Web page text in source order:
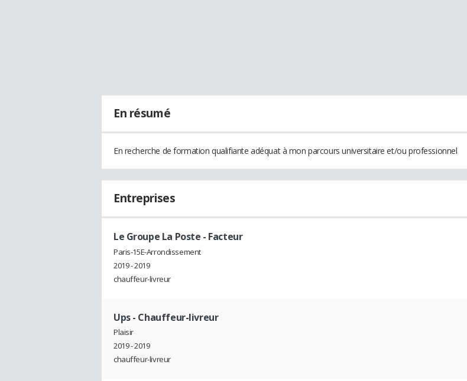
En résumé
En recherche de formation qualifiante adéquat à mon parcours universitaire et/ou professionnel
Entreprises
Le Groupe La Poste - Facteur
Paris-15E-Arrondissement
2019 - 2019
chauffeur-livreur
Ups- Chauffeur-livreur
Plaisir
2019 - 2019
chauffeur-livreur